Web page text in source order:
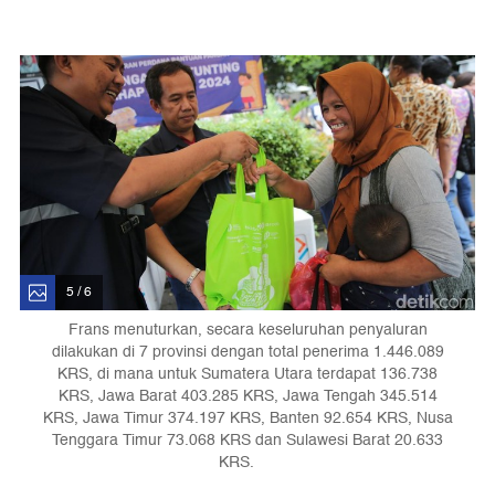
5 / 6
Frans menuturkan, secara keseluruhan penyaluran
dilakukan di 7 provinsi dengan total penerima 1.446.089
KRS, di mana untuk Sumatera Utara terdapat 136.738
KRS, Jawa Barat 403.285 KRS, Jawa Tengah 345.514
KRS, Jawa Timur 374.197 KRS, Banten 92.654 KRS, Nusa
Tenggara Timur 73.068 KRS dan Sulawesi Barat 20.633
KRS.